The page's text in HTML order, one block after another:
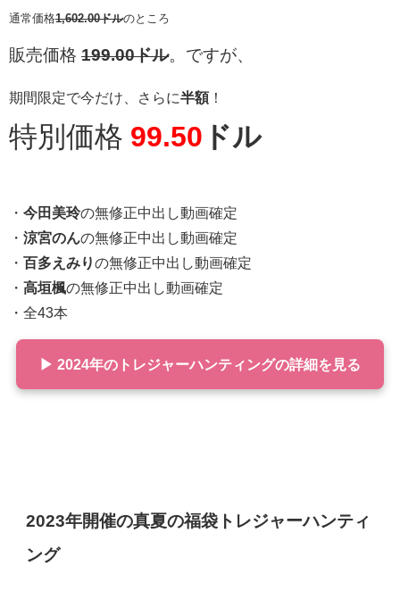
通常価格1,602.00ドルのところ
販売価格 199.00ドル。ですが、
期間限定で今だけ、さらに半額！
特別価格 99.50 ドル
・ 今田美玲の無修正中出し動画確定
・ 涼宮のんの無修正中出し動画確定
・ 百多えみりの無修正中出し動画確定
・ 高垣楓の無修正中出し動画確定
・全43本
▶ 2024年のトレジャーハンティングの詳細を見る
2023年開催の真夏の福袋トレジャーハンティ
ング